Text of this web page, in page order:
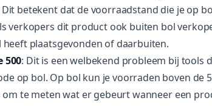
betekent dat de voorraadstand die je op
verkopers dit product ook buiten bol
heeft plaatsgevonden of daarbuiten.
500: Dit is een welbekend probleem bij tools
op bol. Op bol kun je voorraden boven de
te meten wat er gebeurt wanneer een